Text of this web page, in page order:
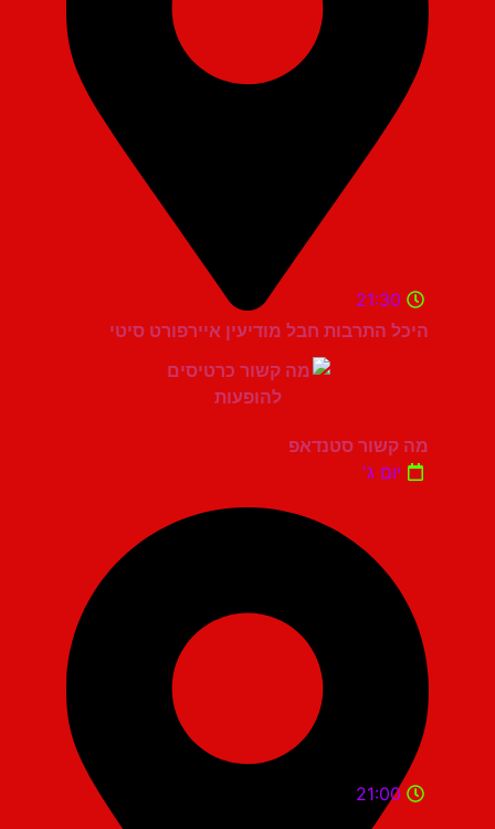
היכל התרבות חבל מודיעין איירפורט סיטי
21:30
מה קשור סטנדאפ
יום ג'
21:00